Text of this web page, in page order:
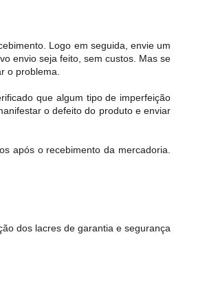
Logo em seguida, envie um
envio seja feito, sem custos. Mas se
o problema.
que algum tipo de imperfeição
o defeito do produto e enviar
após o recebimento da mercadoria.
dos lacres de garantia e segurança